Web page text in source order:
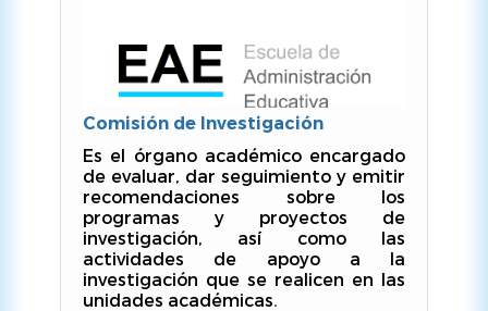
Comisión de Investigación
Es el órgano académico encargado
de evaluar, dar seguimiento y emitir
recomendaciones sobre los
programas y proyectos de
investigación, así como las
actividades de apoyo a la
investigación que se realicen en las
unidades académicas.